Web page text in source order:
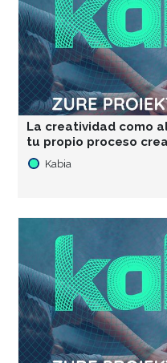
La creatividad como
tu propio proceso
Kabia